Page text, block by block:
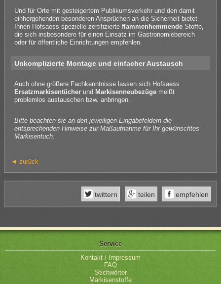
Und für Orte mit gesteigertem Publikumsverkehr und den damit
einhergehenden besonderen Ansprüchen an die Sicherheit bietet
Ihnen Hofsaess spezielle zertifizierte flammenhemmendeStoffe,
die sich insbesondere für einen Einsatz im Gastronomiebereich
oder für öffentliche Einrichtungen empfehlen.
Unkomplizierte Montage und einfacher Austausch
Auch ohne größere Fachkenntnisse lassen sich Hofsaess
Ersatzmarkisentücherund Markisenneubezügemeißt
problemlos austauschen bzw. anbringen.
Bitte beachten sie an den jeweiligen Eingabefeldern die
entsprechenden Hinweise zur Maßaufnahme für Ihr gewünschtes
Markisentuch.
◄ zurück
empfehlen
teilen
twittern
Service
Kontakt / Impressum
FAQ
Stichwörter
Markisenstoffe